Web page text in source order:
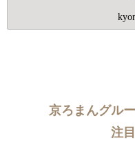
京ろまんグル
注